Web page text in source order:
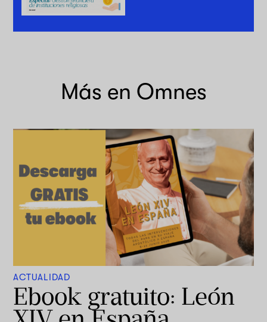
Más en Omnes
ACTUALIDAD
Ebook gratuito: León